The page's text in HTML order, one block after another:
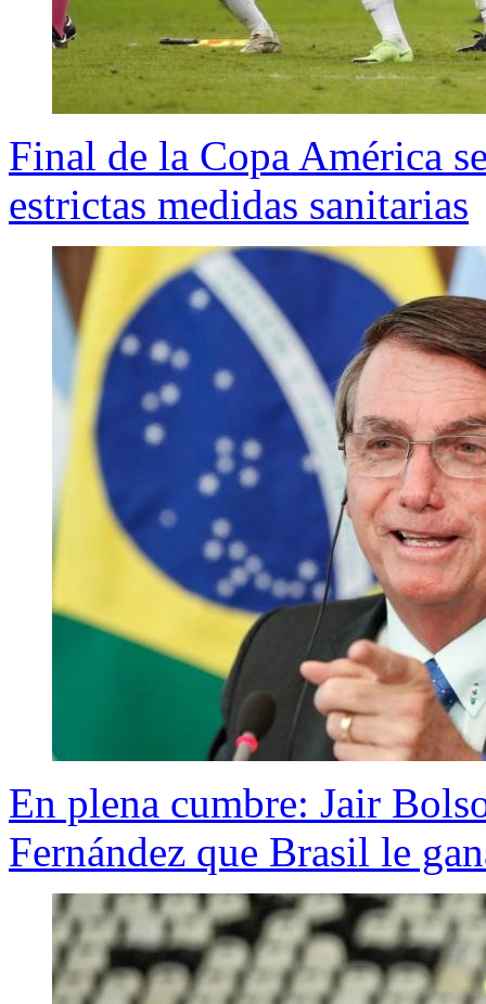
Final de la Copa América
estrictas medidas sanitarias
En plena cumbre: Jair
Fernández que Brasil le